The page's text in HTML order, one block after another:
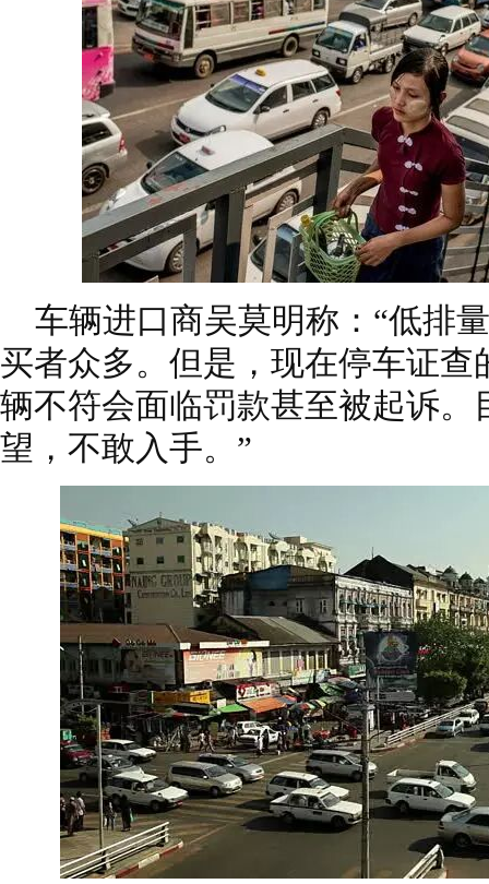
车辆进口商吴莫明称：“低排
买者众多。但是，现在停车证
辆不符会面临罚款甚至被起诉。
望，不敢入手。”